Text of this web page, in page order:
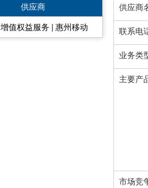
供应商
增值权益服务 | 惠州移动
供应商
联系电
业务类
主要产
市场竞